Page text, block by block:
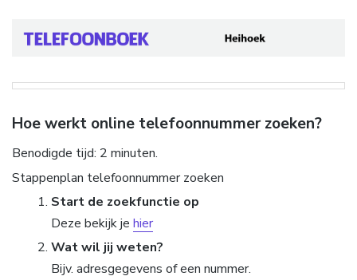
Hoe werkt online telefoonnummer zoeken?
Benodigde tijd: 2 minuten.
Stappenplan telefoonnummer zoeken
Start de zoekfunctie op
Deze bekijk je hier
Wat wil jij weten?
Bijv. adresgegevens of een nummer.